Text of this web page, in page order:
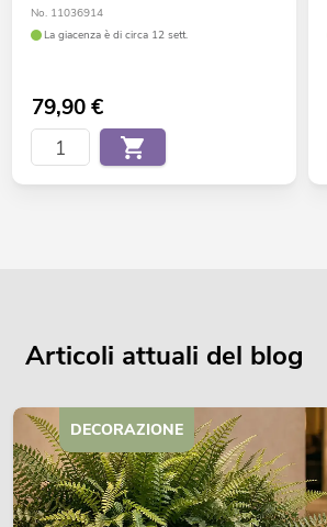
No. 11036914
La giacenza è di circa 12 sett.
79,90€
Articoli attuali del blog
DECORAZIONE